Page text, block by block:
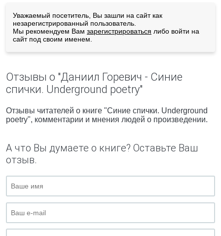
Уважаемый посетитель, Вы зашли на сайт как
незарегистрированный пользователь.
Мы рекомендуем Вам зарегистрироваться либо войти на
сайт под своим именем.
Отзывы о "Даниил Горевич - Синие
спички. Underground poetry"
Отзывы читателей о книге "Синие спички. Underground
poetry", комментарии и мнения людей о произведении.
А что Вы думаете о книге? Оставьте Ваш
отзыв.